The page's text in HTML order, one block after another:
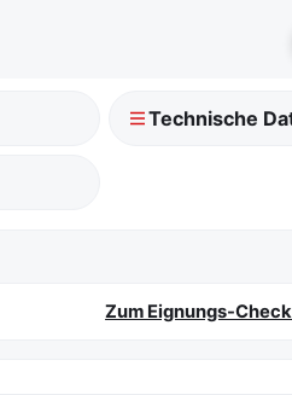
Technische
Zum Eignungs-